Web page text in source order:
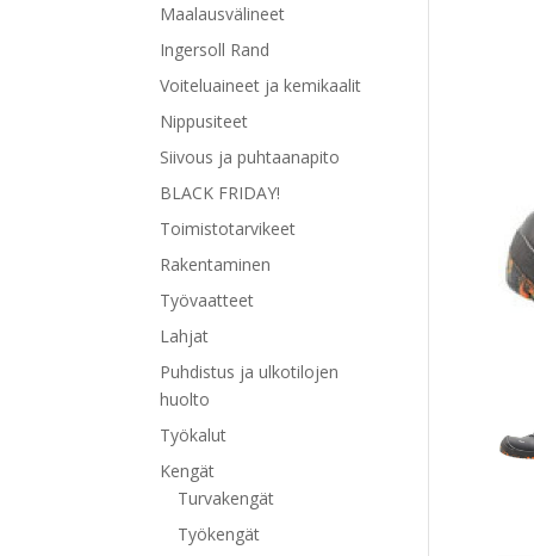
Maalausvälineet
Ingersoll Rand
Voiteluaineet ja kemikaalit
Nippusiteet
Siivous ja puhtaanapito
BLACK FRIDAY!
Toimistotarvikeet
Rakentaminen
Työvaatteet
Lahjat
Puhdistus ja ulkotilojen
huolto
Työkalut
Kengät
Turvakengät
Työkengät